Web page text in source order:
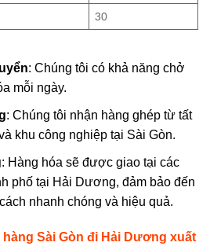
30
: Chúng tôi có khả năng chở
mỗi ngày.
: Chúng tôi nhận hàng ghép từ tất
khu công nghiệp tại Sài Gòn.
: Hàng hóa sẽ được giao tại các
phố tại Hải Dương, đảm bảo đến
nhanh chóng và hiệu quả.
Sài Gòn đi Hải Dương xuất